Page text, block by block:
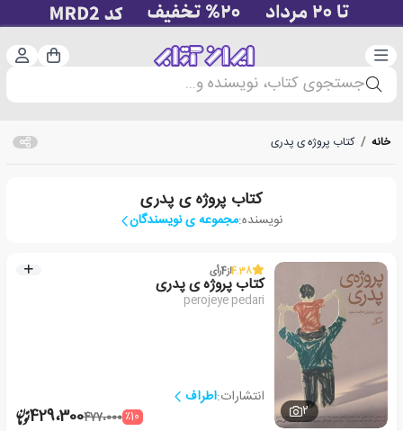
دسته‌بندی سبد
جستجوی کتاب، نویسنده و...
خانه / کتاب پروژه ی پدری
کتاب پروژه ی پدری
نویسنده:مجموعه ی نویسندگان
2
4.38از4رأی
کتاب پروژه ی پدری
perojeye pedari
انتشارات:اطراف
٪10477،000429،300